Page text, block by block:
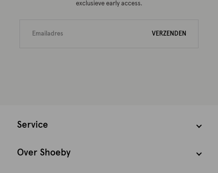
exclusieve early access.
VERZENDEN
Service
Over Shoeby